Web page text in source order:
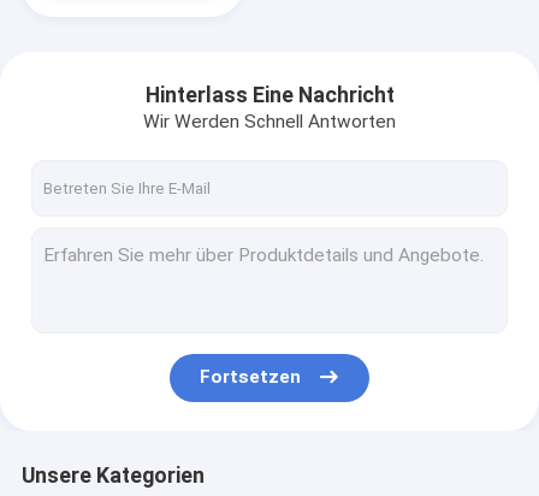
Hinterlass Eine Nachricht
Wir Werden Schnell Antworten
Fortsetzen
Unsere Kategorien